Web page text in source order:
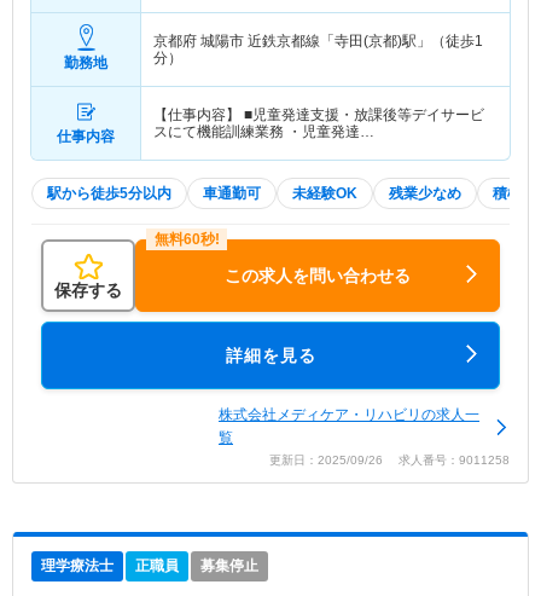
勤務地
京都府 城陽市 近鉄京都線「寺田(京都)駅」（徒歩1
分）
仕事内容
【仕事内容】 ■児童発達支援・放課後等デイサービ
スにて機能訓練業務 ・児童発達…
駅から徒歩5分以内 車通勤可 未経験OK 残業少なめ 積極採
保存する
この求人を問い合わせる
詳細を見る
株式会社メディケア・リハビリの求人一
覧
更新日：2025/09/26 求人番号：9011258
理学療法士 正職員 募集停止